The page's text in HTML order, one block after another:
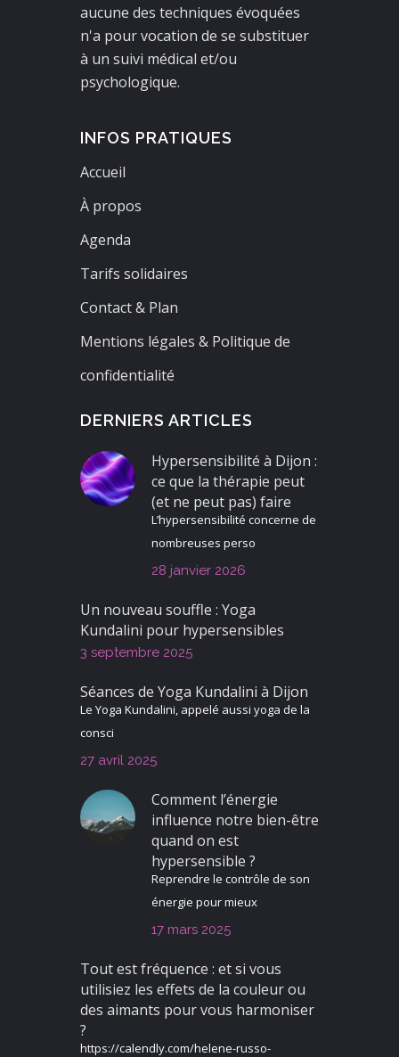
aucune des techniques évoquées
n'a pour vocation de se substituer
à un suivi médical et/ou
psychologique.
INFOS PRATIQUES
Accueil
À propos
Agenda
Tarifs solidaires
Contact & Plan
Mentions légales & Politique de
confidentialité
DERNIERS ARTICLES
Hypersensibilité à Dijon :
ce que la thérapie peut
(et ne peut pas) faire
L’hypersensibilité concerne de
nombreuses perso
28 janvier 2026
Un nouveau souffle : Yoga
Kundalini pour hypersensibles
3 septembre 2025
Séances de Yoga Kundalini à Dijon
Le Yoga Kundalini, appelé aussi yoga de la
consci
27 avril 2025
Comment l’énergie
influence notre bien-être
quand on est
hypersensible ?
Reprendre le contrôle de son
énergie pour mieux
17 mars 2025
Tout est fréquence : et si vous
utilisiez les effets de la couleur ou
des aimants pour vous harmoniser
?
https://calendly.com/helene-russo-